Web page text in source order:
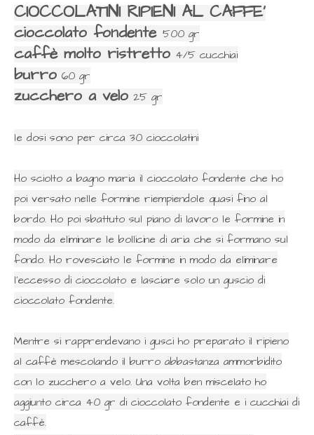
CIOCCOLATINI RIPIENI AL CAFFE'
cioccolato fondente 500 gr
caffè molto ristretto 4/5 cucchiai
burro 60 gr
zucchero a velo 25 gr
le dosi sono per circa 30 cioccolatini
Ho sciolto a bagno maria il cioccolato fondente che ho
poi versato nelle formine riempiendole quasi fino al
bordo. Ho poi sbattuto sul piano di lavoro le formine in
modo da eliminare le bollicine di aria che si formano sul
fondo. Ho rovesciato le formine in modo da eliminare
l'eccesso di cioccolato e lasciare solo un guscio di
cioccolato fondente.
Mentre si rapprendevano i gusci ho preparato il ripieno
al caffè mescolando il burro abbastanza ammorbidito
con lo zucchero a velo. Una volta ben miscelato ho
aggiunto circa 40 gr di cioccolato fondente e i cucchiai di
caffè.